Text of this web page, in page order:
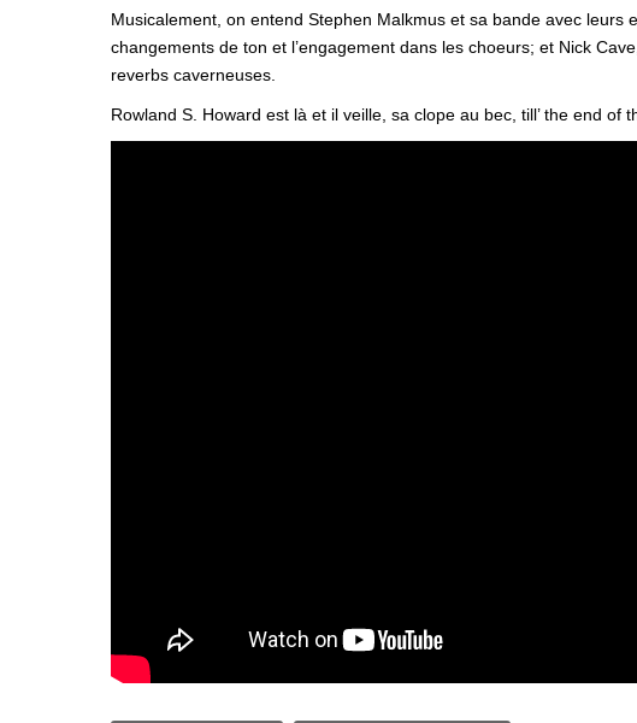
Musicalement, on entend Stephen Malkmus et sa bande avec
changements de ton et l’engagement dans les choeurs; et Nick
reverbs caverneuses.
Rowland S. Howard est là et il veille, sa clope au bec, till’ the end of